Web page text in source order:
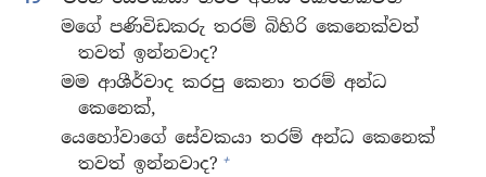
මගේ පණිවිඩකරු තරම් බිහිරි කෙනෙක්වත්
තවත් ඉන්නවාද?
මම ආශීර්වාද කරපු කෙනා තරම් අන්ධ
කෙනෙක්,
යෙහෝවාගේ සේවකයා තරම් අන්ධ කෙනෙක්
තවත් ඉන්නවාද? +